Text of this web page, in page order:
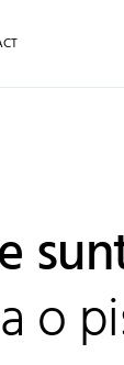
o